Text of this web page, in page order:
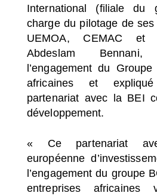
International (filiale du
charge du pilotage de
UEMOA, CEMAC et
Abdeslam
l’engagement du
africaines et
partenariat avec la BEI
développement.
« Ce partenariat
européenne
l’engagement du groupe
entreprises